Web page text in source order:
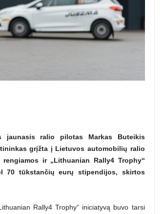
jaunasis ralio pilotas Markas Buteikis
grįžta į Lietuvos automobilių ralio
ir „Lithuanian Rally4 Trophy“
70 tūkstančių eurų stipendijos, skirtos
Rally4 Trophy“ iniciatyvą buvo tarsi